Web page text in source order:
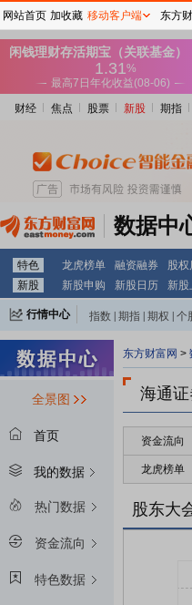
财经 焦点 股票 新股 期指
数据中
特色 龙虎榜单 融资融券 股权
新股
新股申购 新股日历 新股
行情中心 指数 期指 期权 个
全景图
首页
我的数据
热门数据
资金流向
特色数据
东方财富网 >
海通证
资金流向
龙虎榜单
股东大
网站首页 加收藏 移动客户端 东方